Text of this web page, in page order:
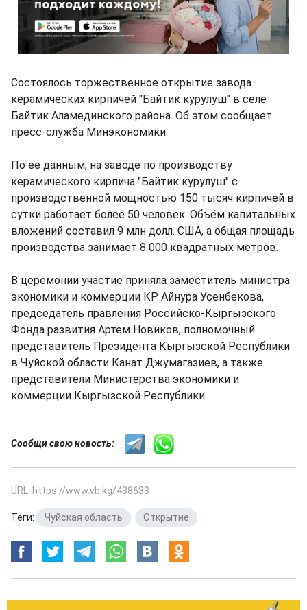
Состоялось торжественное открытие завода
керамических кирпичей "Байтик курулуш" в селе
Байтик Аламединского района. Об этом сообщает
пресс-служба Минэкономики.
По ее данным, на заводе по производству
керамического кирпича "Байтик курулуш" с
производственной мощностью 150 тысяч кирпичей в
сутки работает более 50 человек. Объём капитальных
вложений составил 9 млн долл. США, а общая площадь
производства занимает 8 000 квадратных метров.
В церемонии участие приняла заместитель министра
экономики и коммерции КР Айнура Усенбекова,
председатель правления Российско-Кыргызского
Фонда развития Артем Новиков, полномочный
представитель Президента Кыргызской Республики
в Чуйской области Канат Джумагазиев, а также
представители Министерства экономики и
коммерции Кыргызской Республики.
Сообщи свою новость:
URL: https://www.vb.kg/438633
Теги: Чуйская область Открытие